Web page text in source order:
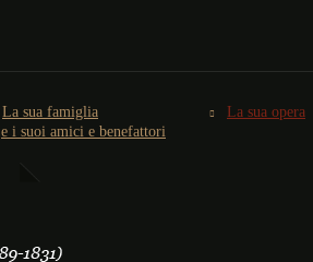
La sua famiglia
e i suoi amici e benefattori
La sua opera